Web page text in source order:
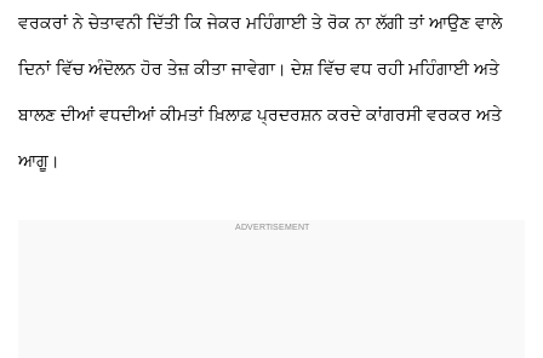
ਵਰਕਰਾਂ ਨੇ ਚੇਤਾਵਨੀ ਦਿੱਤੀ ਕਿ ਜੇਕਰ ਮਹਿੰਗਾਈਤੇ ਰੋਕ ਨਾ ਲੱਗੀ ਤਾਂ ਆਉਣ ਵਾਲੇ
ਦਿਨਾਂ ਵਿੱਚ ਅੰਦੋਲਨ ਹੋਰ ਤੇਜ਼ ਕੀਤਾ ਜਾਵੇਗਾ।ਦੇਸ਼ ਵਿੱਚ ਵਧ ਰਹੀ ਮਹਿੰਗਾਈ ਅਤੇ
ਬਾਲਣ ਦੀਆਂ ਵਧਦੀਆਂ ਕੀਮਤਾਂ ਖ਼ਿਲਾਫ਼ ਪ੍ਰਦਰਸ਼ਨ ਕਰਦੇ ਕਾਂਗਰਸੀ ਵਰਕਰ ਅਤੇ
ਆਗੂ।